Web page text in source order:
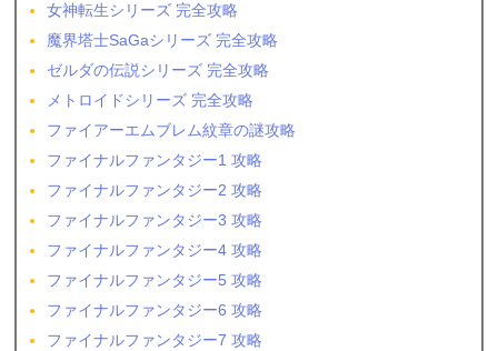
女神転生シリーズ 完全攻略
魔界塔士SaGaシリーズ 完全攻略
ゼルダの伝説シリーズ 完全攻略
メトロイドシリーズ 完全攻略
ファイアーエムブレム紋章の謎攻略
ファイナルファンタジー1 攻略
ファイナルファンタジー2 攻略
ファイナルファンタジー3 攻略
ファイナルファンタジー4 攻略
ファイナルファンタジー5 攻略
ファイナルファンタジー6 攻略
ファイナルファンタジー7 攻略